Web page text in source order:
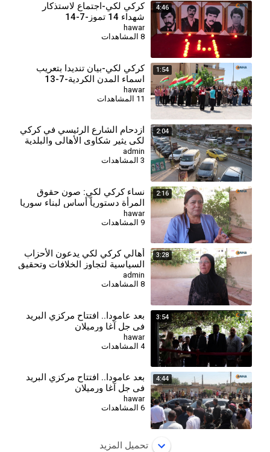
4:46
كركي لكي-اجتماع لاستذكار
شهداء 14 تموز-7-14
hawar
8 المشاهدات
1:54
كركي لكي-بيان تنديدا بتعريب
اسماء المدن الكردية-7-13
hawar
11 المشاهدات
2:04
⁣ازدحام الشارع الرئيسي في كركي
لكي يثير شكاوى الأهالي والبلدية
تعد بحلول قريبة
admin
3 المشاهدات
2:16
نساء كركي لكي: صون حقوق
المرأة دستورياً أساس لبناء سوريا
ديمقراطية
hawar
3:28
⁣أهالي كركي لكي يدعون الأحزاب
السياسية لتجاوز الخلافات وتحقيق
الوحدة الكردية
admin
3:54
بعد عامودا.. افتتاح مركزي البريد
في جل آغا ورميلان
hawar
4:44
بعد عامودا.. افتتاح مركزي البريد
في جل آغا ورميلان
hawar
6 المشاهدات
تحميل المزيد